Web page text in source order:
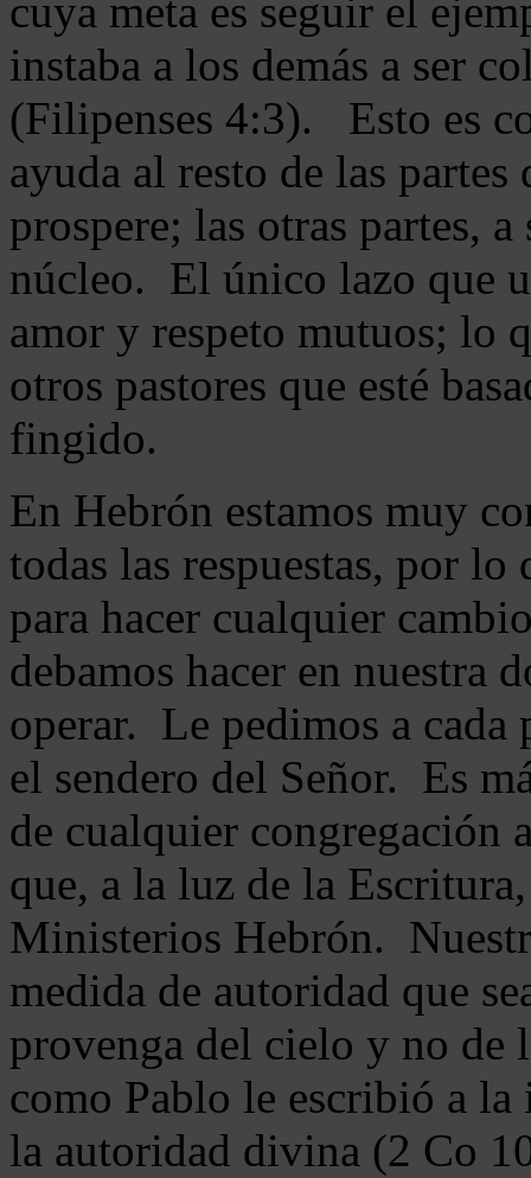
cuya meta es seguir el
instaba a los demás a ser
(Filipenses 4:3). Esto es
ayuda al resto de las
prospere; las otras partes,
núcleo. El único lazo que
amor y respeto mutuos; lo
otros pastores que esté
fingido.
En Hebrón estamos muy
todas las respuestas, por
para hacer cualquier
debamos hacer en nuestra
operar. Le pedimos a cada
el sendero del Señor. Es
de cualquier congregación
que, a la luz de la
Ministerios Hebrón.
medida de autoridad que
provenga del cielo y no de
como Pablo le escribió a
la autoridad divina (2 Co